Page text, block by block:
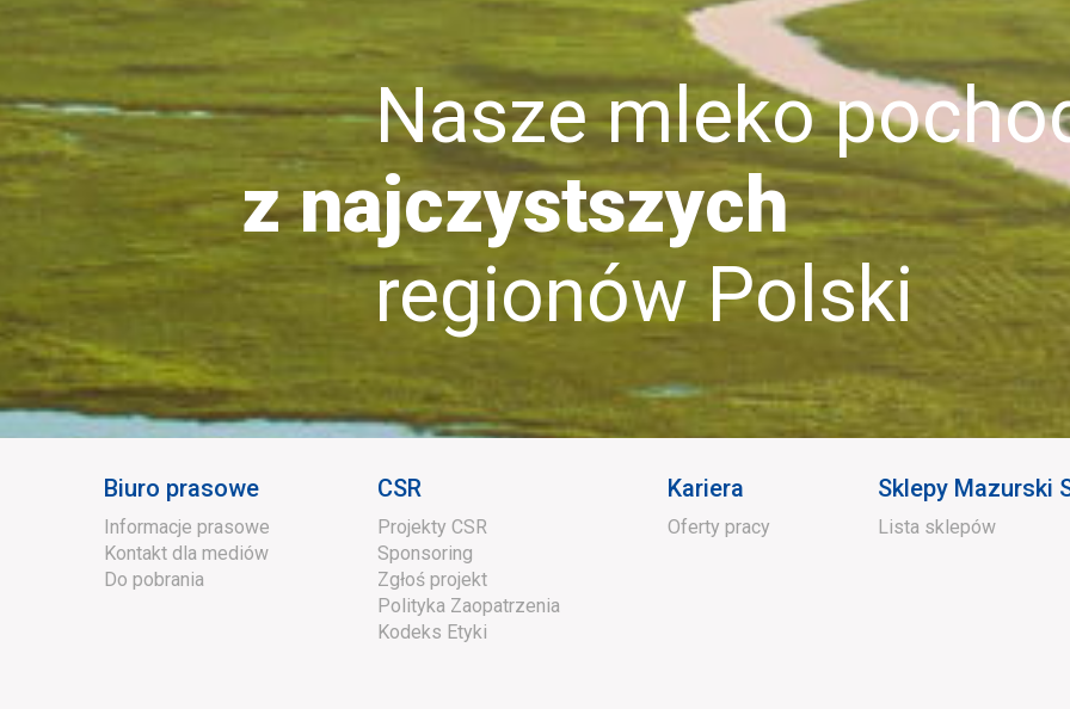
Nasze mleko
z najczystszych
regionów Polski
Biuro prasowe
Informacje prasowe
Kontakt dla mediów
Do pobrania
CSR
Projekty CSR
Sponsoring
Zgłoś projekt
Polityka Zaopatrzenia
Kodeks Etyki
Kariera
Oferty pracy
Sklepy Mazurski
Lista sklepów